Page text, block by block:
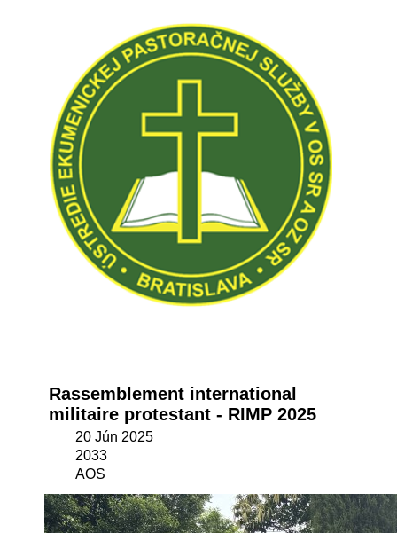
Rassemblement international
militaire protestant - RIMP 2025
20 Jún 2025
2033
AOS